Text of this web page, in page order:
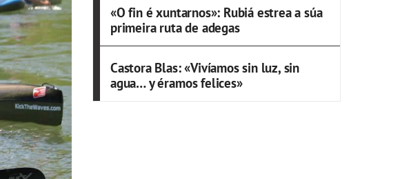
«O fin é xuntarnos»: Rubiá estrea a súa
primeira ruta de adegas
Castora Blas: «Vivíamos sin luz, sin
agua… y éramos felices»